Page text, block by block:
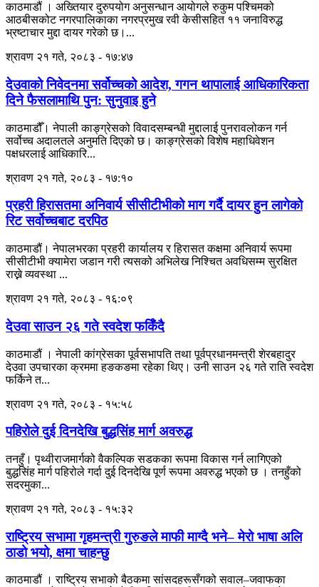
काठमाडौं । अख्तियार दुरुपयोग अनुसन्धान आयोगले रुकुम पश्चिमको
आठबीसकोट नगरपालिकाका नगरप्रमुख रवी केसीसहित ११ जनाविरुद्ध
भ्रष्टाचार मुद्दा दायर गरेको छ।...
श्रावण २१ गते, २०८३ - १७:४७
देउवाको निवेदनमा सर्वोच्चको आदेश, गगन थापालाई आधिकारिकता
दिने फैसलामाथि पुन: सुनुवाइ हुने
काठमाडौँ। नेपाली काङ्ग्रेसको विवादसम्बन्धी मुद्दालाई पुनरावलोकन गर्न
सर्वोच्च अदालतले अनुमति दिएको छ। काङ्ग्रेसको विशेष महाधिवेशन
पक्षधरलाई आधिकारि...
श्रावण २१ गते, २०८३ - १७:१०
प्रहरी हिरासतमा अनिवार्य सीसीटीभीको माग गर्दै दायर हुन लागेको
रिट सर्वोच्चबाट दरपिठ
काठमाडौं। नेपालभरका प्रहरी कार्यालय र हिरासत कक्षमा अनिवार्य रूपमा
सीसीटीभी क्यामेरा जडान गरी त्यसको अभिलेख निश्चित अवधिसम्म सुरक्षित
राख्ने व्यवस्था ...
श्रावण २१ गते, २०८३ - १६:०९
देउवा साउन २६ गते स्वदेश फर्किँदै
काठमाडौं । नेपाली कांग्रेसका पूर्वसभापति तथा पूर्वप्रधानमन्त्री शेरबहादुर
देउवा उपचारका क्रममा हङकङमा रहेका थिए। उनी साउन २६ गते राति स्वदेश
फर्किने त...
श्रावण २१ गते, २०८३ - १५:५८
पहिरोले दुई दिनदेखि बुद्धसिंह मार्ग अवरुद्ध
तनहुँ। पृथ्वीराजमार्गको वैकल्पिक सडकका रूपमा विकास गर्न लागिएको
बुद्धसिंह मार्ग पहिरोले गर्दा दुई दिनदेखि पूर्ण रूपमा अवरुद्ध भएको छ । तनहुँको
सदरमुका...
श्रावण २१ गते, २०८३ - १५:३२
राष्ट्रिय सभामा गृहमन्त्री गुरुङले माफी माग्दै भने– मेरो भाषा अलि
ठाडो भयो, क्षमा चाहन्छु
काठमाडौं । राष्ट्रिय सभाको बैठकमा सांसदहरूसँगको सवाल–जवाफका